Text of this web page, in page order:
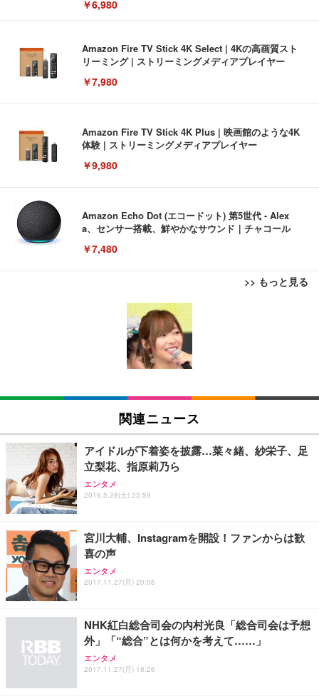
￥6,980
Amazon Fire TV Stick 4K Select | 4Kの高画質スト
リーミング | ストリーミングメディアプレイヤー
￥7,980
Amazon Fire TV Stick 4K Plus | 映画館のような4K
体験 | ストリーミングメディアプレイヤー
￥9,980
Amazon Echo Dot (エコードット) 第5世代 - Alex
a、センサー搭載、鮮やかなサウンド｜チャコール
￥7,480
>> もっと見る
[EdoErgo] オフィスチェア 椅子 テレワーク 疲れな
い 跳ね上げ式アームレスト コンパクト 約105度ロッ
キング pc 事務椅子 360度回転 座面昇降 強化ナイロ
ン樹脂ベース 通気性メッシュ 在宅ワーク H-WY01
(黒網+黒枠+黒足)
SIHOO B100 オフィスチェア／デスクチェア メッシ
ュチェア 人間工学 疲れない ブラック
￥27,999
Sezlife オフィスチェア デスクチェア 疲れない テレ
ワーク チェア 強化バックレスト 30度ロッキング機
能 人間工学 椅子 腰サポート 90度跳ね上げ式アーム
務用 おしゃれ パソコンチェア (ブラック)
Sezlife オフィスチェア デスクチェア 疲れない テレ
ワーク チェア 強化バックレスト 30度ロッキング機
能 人間工学 椅子 腰サポート 90度跳ね上げ式アーム
務用 おしゃれ パソコンチェア (ホワイト)
ANDWINT オフィスチェア デスクチェア 肘なし メ
ッシュ 通気性 ランバーサポート付き 腰サポート ガ
ス圧無段階昇降 360度回転 キャスター付き コンパク
EIZO ビジネス向けプレミアムモニター | FlexScan
EV3240X-WT | 31.5型4K UHD・USB Type-C・ホワ
￥105,595
EIZO ビジネス向けプレミアムモニター | FlexScan
￥109,572
【純正品】27"ゲーミングモニター DualSense 充電
フック付き（CFI-ZDM1J）
【整備済み品】Dell E2724HS 27インチ 液晶モニタ
ー フルHD（1920×1080）VA 非光沢 HDMI/DisplayP
ort/VGA スピーカー内蔵 高さ調整 スイベル VESA対
【MiniLED/24.5inch/280Hz/FHD】GRAPHT THE S
HOOTER Gaming Monitor 24” Essential ゲーミン
グモニター QD 24.5インチ 1ms FHD 量子ドット 残
Amazonベーシック ペットシーツ 薄型 レギュラー 1
回使い捨て 無香料 ホワイト 300枚
Amazonベーシック ペットシーツ 厚型 ワイド 42枚
x2袋(84枚) ホワイト(吸収面:ライトブルー)
￥3,234
ネオ・ルーライフ ネオ・オムツ L 中型犬用 26枚入
り 単品
Smart Basic(スマートベーシック) 【Amazon.co.jp
限定】 Smart Basic アイリスオーヤマ ペットシーツ
超厚型 お徳用 ワイド 100枚入 (x 1) (ケース販売)
アイリスオーヤマ ペットシーツ 超厚型 お徳用 レギ
ュラー 200枚入【Amazon.co.jp限定】
関連ニュース
アイドルが下着姿を披露…菜々緒、紗栄子、足
立梨花、指原莉乃ら
エンタメ
2016.5.28(土) 23:59
宮川大輔、Instagramを開設！ファンからは歓
喜の声
エンタメ
2017.11.27(月) 20:06
NHK紅白総合司会の内村光良「総合司会は予想
外」「“総合”とは何かを考えて……」
エンタメ
2017.11.27(月) 18:26